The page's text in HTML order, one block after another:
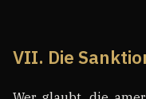
VII. Die